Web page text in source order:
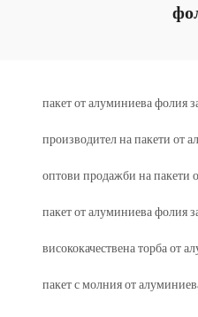
пакет от алуминиева фолия
производител на пакети от
оптови продажби на пакети
пакет от алуминиева фолия
висококачествена торба от
пакет с молния от